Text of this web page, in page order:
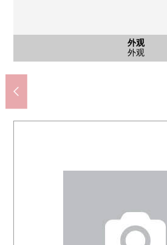
外观
外观
客厅
客厅
客厅
客厅
客厅
客厅
客厅
客厅
西式房间
西式房间
西式房间
西式房间
西式房间
西式房间
西式房间
西式房间
日式房间
日式房间
收纳
壁橱
西式房间
西式房间
西式房间
西式房间
门口
门口
门口
门口
厨房
厨房
洗脸
洗脸
洗脸
洗脸
公共汽车
整体卫浴
公共汽车
整体卫浴
厕所
厕所
收纳
收纳
收纳
收纳
风景
风景
风景
风景
阳台
阳台
阳台
阳台
阳台
阳台
风景
风景
风景
风景
停车场
停车场
入口
入口
入口
入口
共有部分
共有部分
共有部分
共有部分
共有部分
共有部分
外观
外观
外观
外观
外观
外观
高藏小学(约280m)